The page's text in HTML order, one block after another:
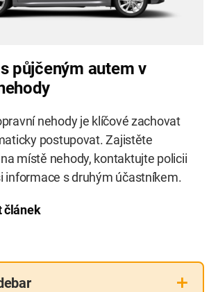
půjčeným autem v
nehody je klíčové zachovat
postupovat. Zajistěte
místě nehody, kontaktujte policii
informace s druhým účastníkem.
článek